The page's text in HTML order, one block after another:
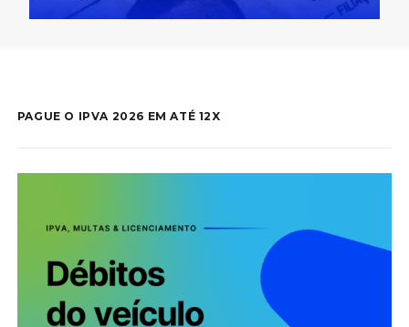
PAGUE O IPVA 2026 EM ATÉ 12X